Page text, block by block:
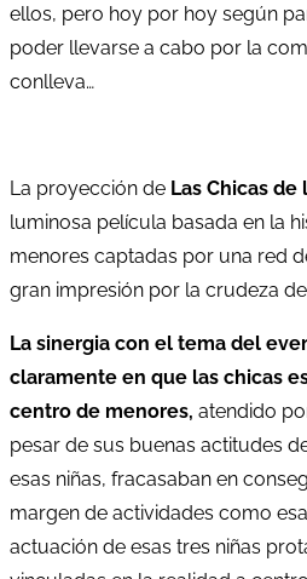
ellos, pero hoy por hoy según
poder llevarse a cabo por la
conlleva…
La proyección de Las Chicas de
luminosa película basada en la
menores captadas por una red
gran impresión por la crudeza
La sinergia con el tema del
claramente en que las chicas
centro de menores, atendido
pesar de sus buenas actitudes
esas niñas, fracasaban en
margen de actividades como
actuación de esas tres niñas